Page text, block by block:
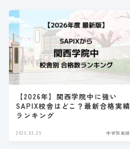
【2026年】関西学院中に強い
SAPIX校舎はどこ？最新合格実績
ランキング
2026.03.26 中学別実績